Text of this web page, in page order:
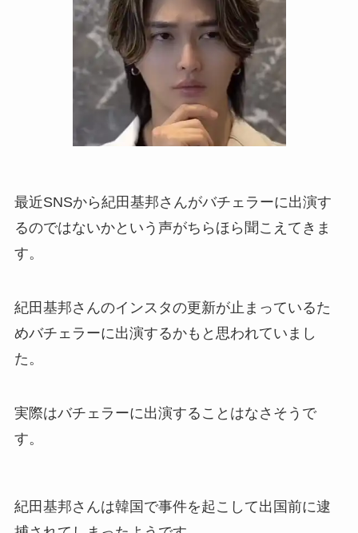
最近SNSから紀田基邦さんがバチェラーに出演す
るのではないかという声がちらほら聞こえてきま
す。
紀田基邦さんのインスタの更新が止まっているた
めバチェラーに出演するかもと思われていまし
た。
実際はバチェラーに出演することはなさそうで
す。
紀田基邦さんは韓国で事件を起こして出国前に逮